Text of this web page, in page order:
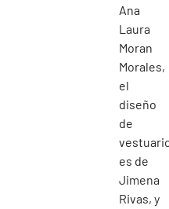
Ana
Laura
Moran
Morales,
el
diseño
de
es de
Jimena
Rivas, y